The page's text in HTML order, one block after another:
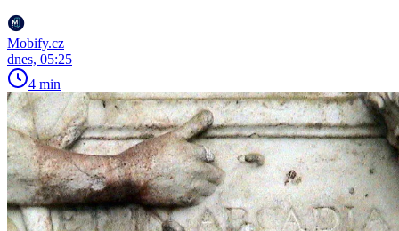
Mobify.cz
dnes, 05:25
4 min